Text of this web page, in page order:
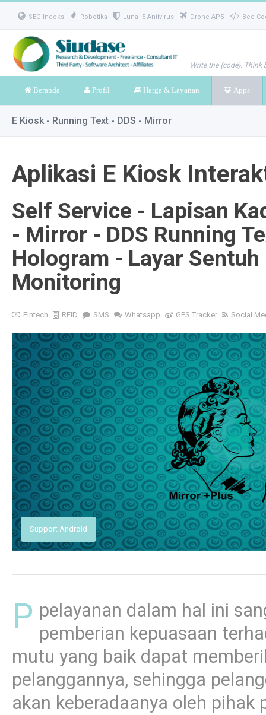
SEO Indeks Robotika Luna i5 Antivirus Drone AP5 Bee
Write the {code}. Think
Beranda Profil Harga & Layanan Apps
E Kiosk - Running Text - DDS - Mirror
Aplikasi E Kiosk
Self Service - Lapisan
- Mirror - DDS Running
Hologram - Layar
Monitoring
Fintech RFID SMS Whatsapp GPS Tracker Social
User Management
P pelayanan dalam hal ini
pemberian kepuasaan
mutu yang baik dapat
pelanggannya, sehingga
akan keberadaanya oleh